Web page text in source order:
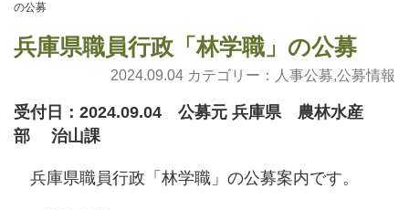
の公募
兵庫県職員行政「林学職」の公募
2024.09.04 カテゴリー： 人事公募,公募情報
受付日：2024.09.04 公募元 兵庫県 農林水産
部 治山課
兵庫県職員行政「林学職」の公募案内です。